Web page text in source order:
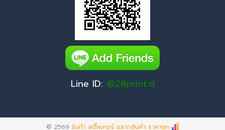
Line ID: @28print.d
© 2569 รับทำ สติ๊กเกอร์ ฉลากสินค้า ราคาถูก